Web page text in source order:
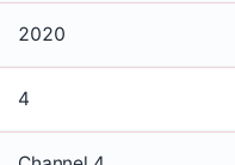
2020
4